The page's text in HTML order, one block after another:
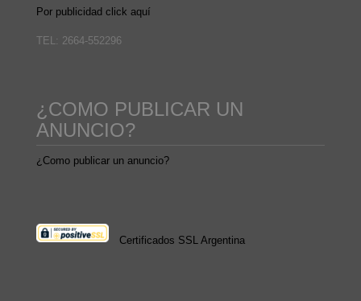
Por publicidad click aquí
TEL: 2664-552296
¿COMO PUBLICAR UN
ANUNCIO?
¿Como publicar un anuncio?
Certificados SSL Argentina